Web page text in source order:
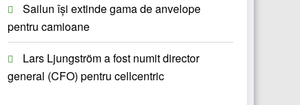
Sailun își extinde gama de anvelope
pentru camioane
Lars Ljungström a fost numit director
general (CFO) pentru cellcentric